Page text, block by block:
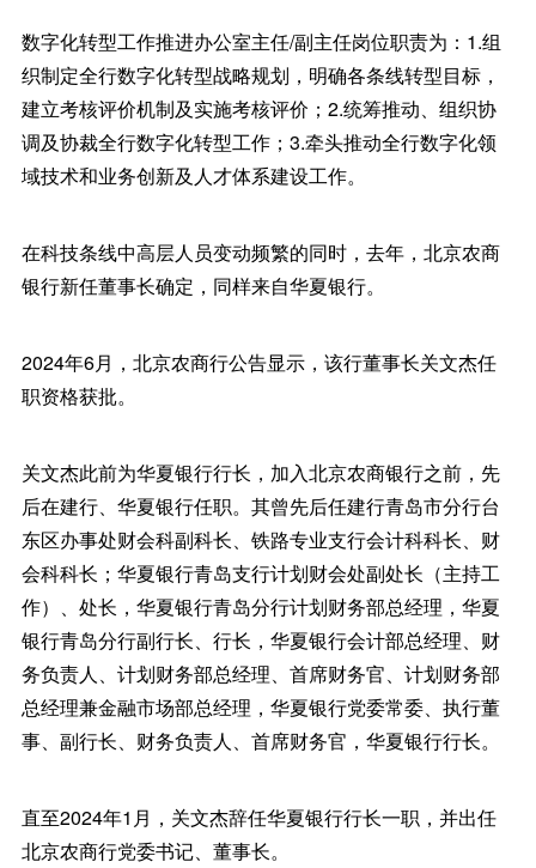
数字化转型工作推进办公室主任/副主任岗位职责为：1.组
织制定全行数字化转型战略规划，明确各条线转型目标，
建立考核评价机制及实施考核评价；2.统筹推动、组织协
调及协裁全行数字化转型工作；3.牵头推动全行数字化领
域技术和业务创新及人才体系建设工作。
在科技条线中高层人员变动频繁的同时，去年，北京农商
银行新任董事长确定，同样来自华夏银行。
2024年6月，北京农商行公告显示，该行董事长关文杰任
职资格获批。
关文杰此前为华夏银行行长，加入北京农商银行之前，先
后在建行、华夏银行任职。其曾先后任建行青岛市分行台
东区办事处财会科副科长、铁路专业支行会计科科长、财
会科科长；华夏银行青岛支行计划财会处副处长（主持工
作）、处长，华夏银行青岛分行计划财务部总经理，华夏
银行青岛分行副行长、行长，华夏银行会计部总经理、财
务负责人、计划财务部总经理、首席财务官、计划财务部
总经理兼金融市场部总经理，华夏银行党委常委、执行董
事、副行长、财务负责人、首席财务官，华夏银行行长。
直至2024年1月，关文杰辞任华夏银行行长一职，并出任
北京农商行党委书记、董事长。